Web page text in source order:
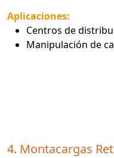
Aplicaciones:
Centros de
Manipulación de
4. Montacargas